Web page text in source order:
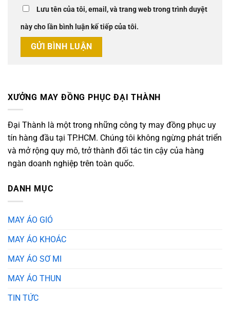
Lưu tên của tôi, email, và trang web trong trình duyệt
này cho lần bình luận kế tiếp của tôi.
XƯỞNG MAY ĐỒNG PHỤC ĐẠI THÀNH
Đại Thành là một trong những công ty may đồng phục uy
tín hàng đầu tại TP.HCM. Chúng tôi không ngừng phát triển
và mở rộng quy mô, trở thành đối tác tin cậy của hàng
ngàn doanh nghiệp trên toàn quốc.
DANH MỤC
MAY ÁO GIÓ
MAY ÁO KHOÁC
MAY ÁO SƠ MI
MAY ÁO THUN
TIN TỨC